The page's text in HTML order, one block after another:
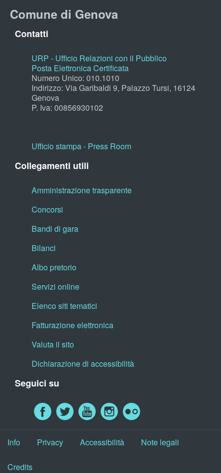
Comune di Genova
Contatti
URP - Ufficio Relazioni con il Pubblico
Posta Elettronica Certificata
Numero Unico: 010.1010
Indirizzo: Via Garibaldi 9, Palazzo Tursi, 16124
Genova
P. Iva: 00856930102
Ufficio stampa - Press Room
Collegamenti utili
Amministrazione trasparente
Concorsi
Bandi di gara
Bilanci
Albo pretorio
Servizi online
Elenco siti tematici
Fatturazione elettronica
Valuta il sito
Dichiarazione di accessibilità
Seguici su
Info Privacy Accessibilità Note legali
Credits